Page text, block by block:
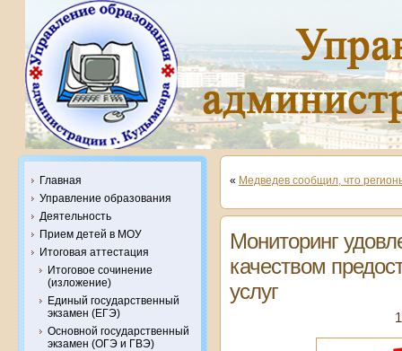
Главная
Управление образования
Деятельность
Прием детей в МОУ
Итоговая аттестация
Итоговое сочинение
(изложение)
Единый государственный
экзамен (ЕГЭ)
Основной государственный
экзамен (ОГЭ и ГВЭ)
« Медведев сообщил, что
Мониторинг
качеством
услуг